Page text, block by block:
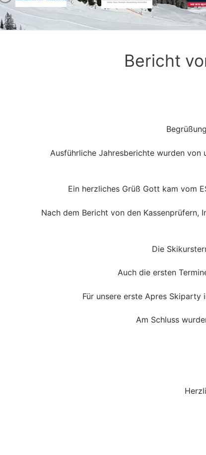
Bericht
Ausführliche Jahresberichte wurden von
Ein herzliches Grüß Gott kam vom
Nach dem Bericht von den Kassenprüfern,
Die
Auch die ersten
Für unsere erste Apres
Am Schluss